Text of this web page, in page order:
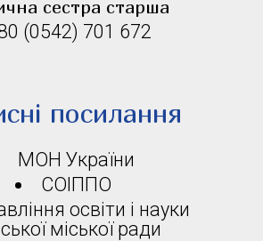
сестра старша
(0542) 701 672
посилання
МОН України
СОІППО
освіти і науки
міської ради